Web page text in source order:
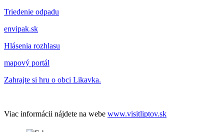
Triedenie odpadu
envipak.sk
Hlásenia rozhlasu
mapový portál
Zahrajte si hru o obci Likavka.
Viac informácii nájdete na webe www.visitliptov.sk